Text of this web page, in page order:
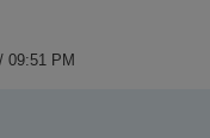
09:51 PM